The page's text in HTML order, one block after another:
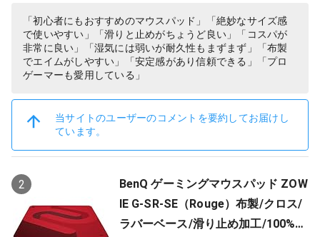
「初心者にもおすすめのマウスパッド」「絶妙なサイズ感
で使いやすい」「滑りと止めがちょうど良い」「コスパが
非常に良い」「湿気には弱いが耐久性もまずまず」「布製
でエイムがしやすい」「安定感があり信頼できる」「プロ
ゲーマーも愛用している」
当サイトのユーザーのコメントを要約してお届けし
ています。
2
BenQ ゲーミングマウスパッド ZOW
IE G-SR-SE（Rouge）布製/クロス/
ラバーベース/滑り止め加工/100%フ